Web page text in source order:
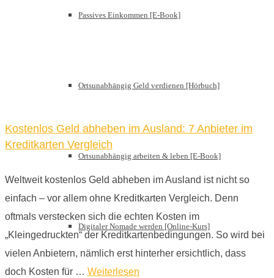
Passives Einkommen [E-Book]
Ortsunabhängig Geld verdienen [Hörbuch]
Ortsunabhängig arbeiten & leben [E-Book]
Digitaler Nomade werden [Online-Kurs]
Kostenlos Geld abheben im Ausland: 7 Anbieter im
Kreditkarten Vergleich
Weltweit kostenlos Geld abheben im Ausland ist nicht so
einfach – vor allem ohne Kreditkarten Vergleich. Denn
oftmals verstecken sich die echten Kosten im
„Kleingedruckten“ der Kreditkartenbedingungen. So wird bei
vielen Anbietern, nämlich erst hinterher ersichtlich, dass
doch Kosten für … Weiterlesen